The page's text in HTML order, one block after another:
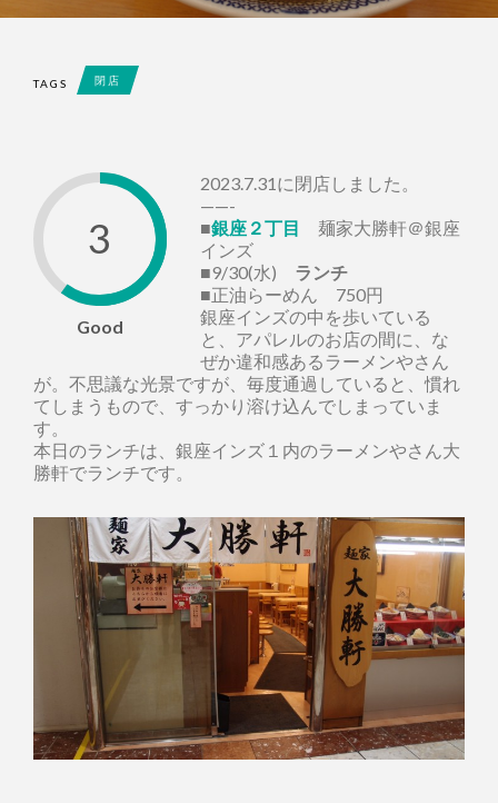
TAGS 閉店
3
Good
2023.7.31に閉店しました。
——-
■銀座２丁目
麺家大勝軒＠銀座
インズ
■9/30(水) ランチ
■正油らーめん 750円
銀座インズの中を歩いている
と、アパレルのお店の間に、な
ぜか違和感あるラーメンやさん
が。不思議な光景ですが、毎度通過していると、慣れ
てしまうもので、すっかり溶け込んでしまっていま
す。
本日のランチは、銀座インズ１内のラーメンやさん大
勝軒でランチです。